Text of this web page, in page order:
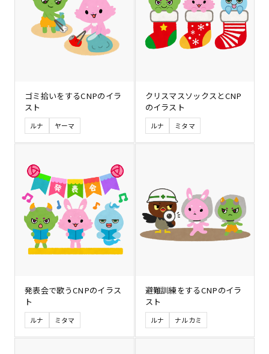
ゴミ拾いをするCNPのイラ
スト
ルナ ヤーマ
クリスマスソックスとCNP
のイラスト
ルナ ミタマ
発表会で歌うCNPのイラス
ト
ルナ ミタマ
避難訓練をするCNPのイラ
スト
ルナ ナルカミ